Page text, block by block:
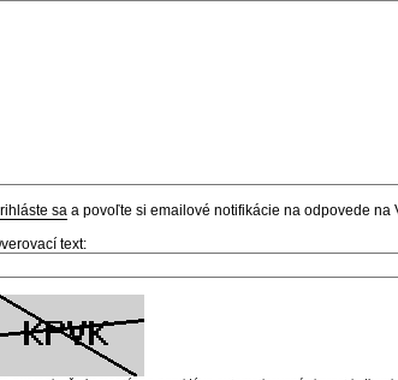
sa a povoľte si emailové notifikácie na odpovede na
text: